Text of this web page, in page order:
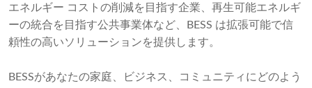
エネルギー コストの削減を目指す企業、再生可能エネルギ
ーの統合を目指す公共事業体など、BESS は拡張可能で信
頼性の高いソリューションを提供します。
BESSがあなたの家庭、ビジネス、コミュニティにどのよう